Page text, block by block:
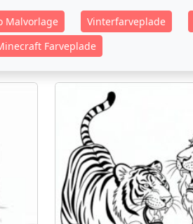
Malvorlage Vinterfarveplade
Farveplade